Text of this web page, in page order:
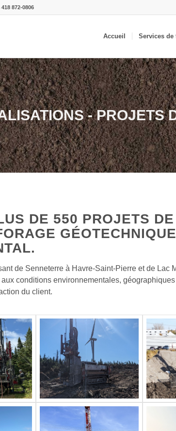
418 872-0806
Accueil Services de
- PROJETS
DE 550 PROJETS
de Senneterre à Havre-Saint-Pierre et de Lac
conditions environnementales,
du client.